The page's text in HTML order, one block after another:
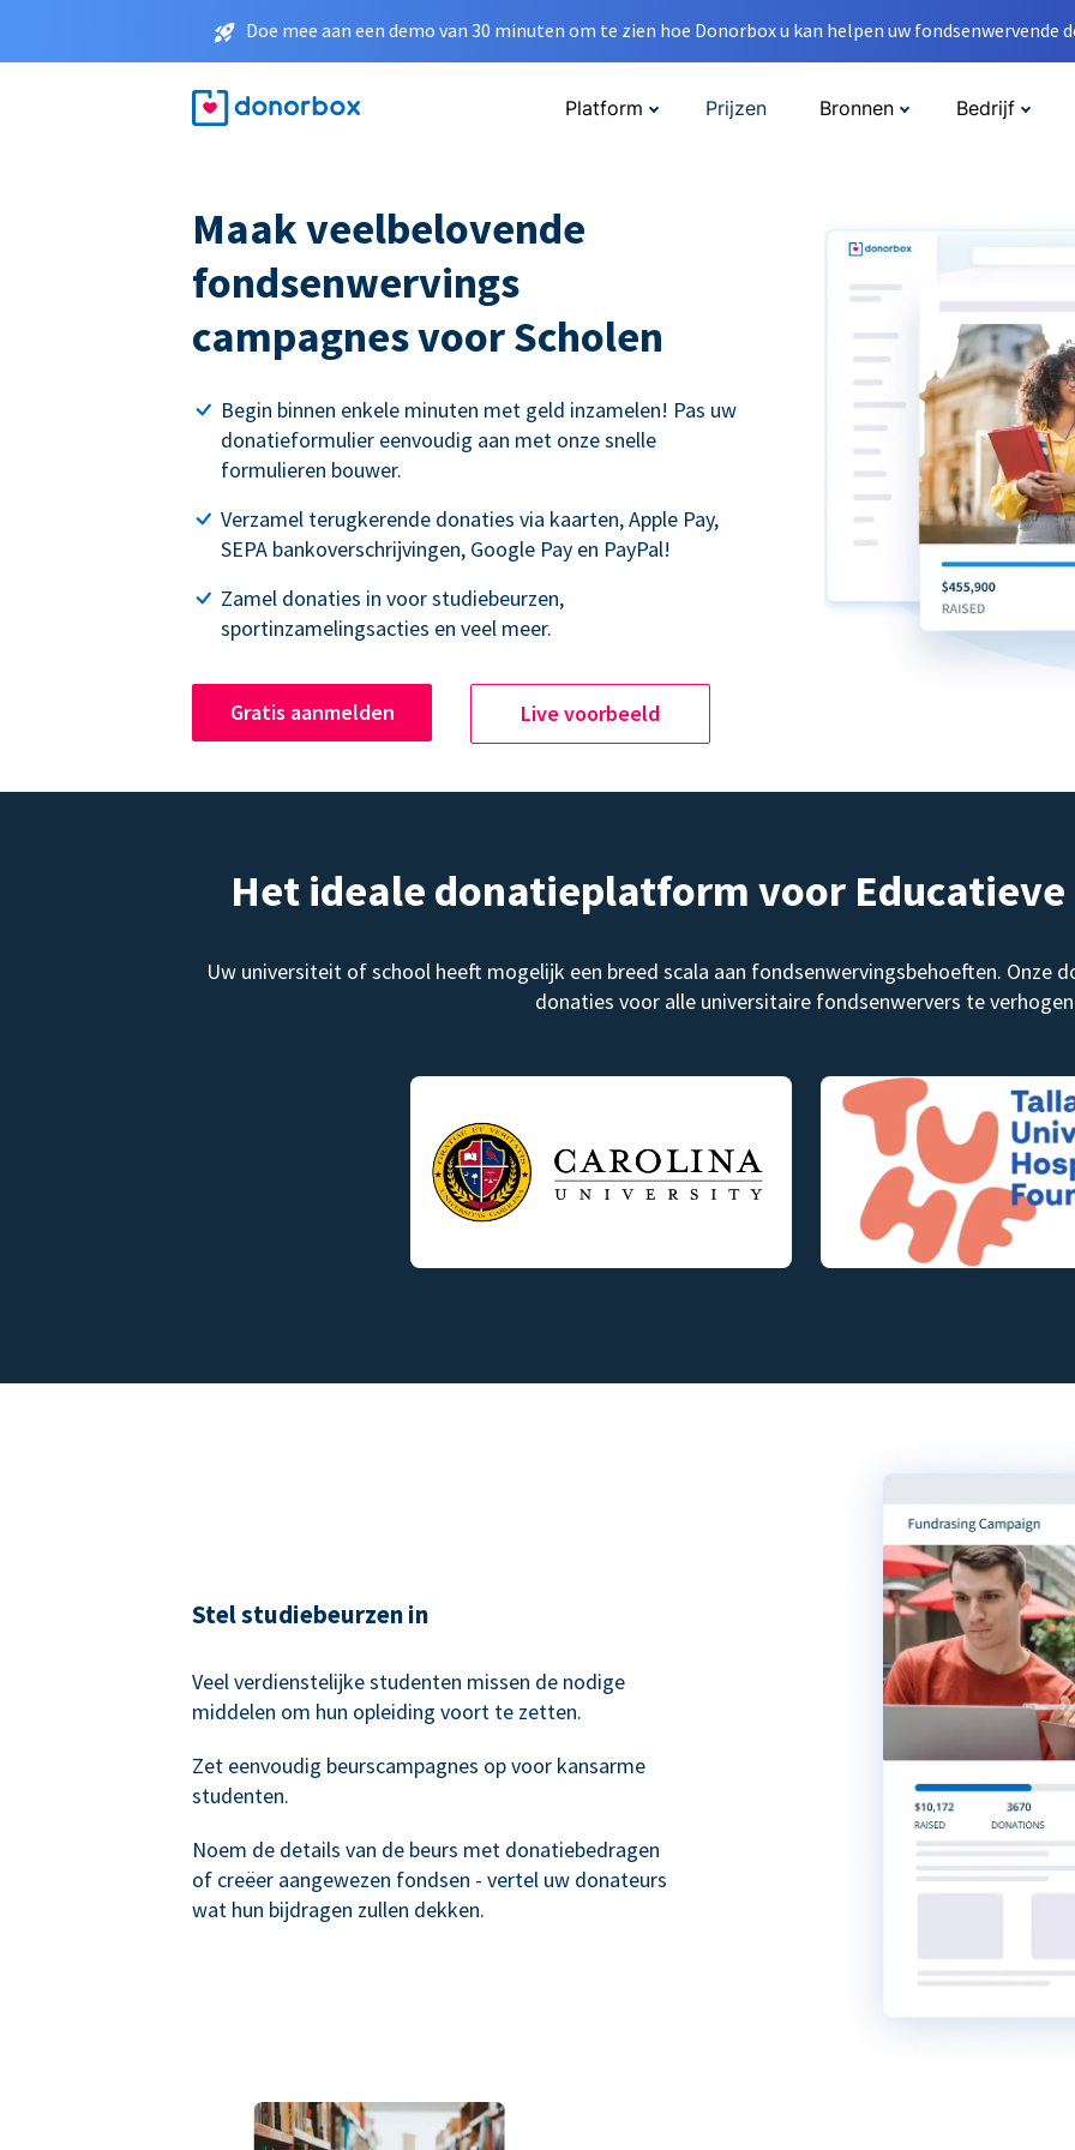
Doe mee aan een demo van 30 minuten om te zien hoe Donorbox u kan helpen uw fondsenwervende
Platform Prijzen Bronnen Bedrijf
Maak veelbelovende
fondsenwervings
campagnes voor Scholen
Begin binnen enkele minuten met geld inzamelen! Pas uw
donatieformulier eenvoudig aan met onze snelle
formulieren bouwer.
Verzamel terugkerende donaties via kaarten, Apple Pay,
SEPA bankoverschrijvingen, Google Pay en PayPal!
Zamel donaties in voor studiebeurzen,
sportinzamelingsacties en veel meer.
Gratis aanmelden Live voorbeeld
Het ideale donatieplatform voor
Uw universiteit of school heeft mogelijk een breed scala aan fondsenwervingsbehoeften. Onze
donaties voor alle universitaire fondsenwervers te
Stel studiebeurzen in
Veel verdienstelijke studenten missen de nodige
middelen om hun opleiding voort te zetten.
Zet eenvoudig beurscampagnes op voor kansarme
studenten.
Noem de details van de beurs met donatiebedragen
of creëer aangewezen fondsen - vertel uw donateurs
wat hun bijdragen zullen dekken.